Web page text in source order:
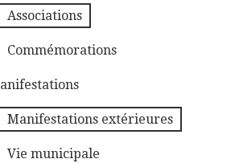
Associations
Commémorations
Manifestations extérieures
Vie municipale